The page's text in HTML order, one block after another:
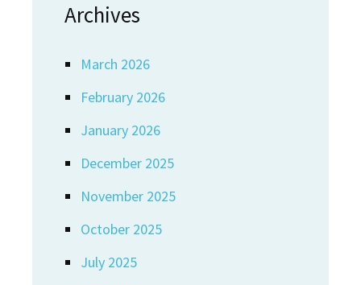
Archives
March 2026
February 2026
January 2026
December 2025
November 2025
October 2025
July 2025